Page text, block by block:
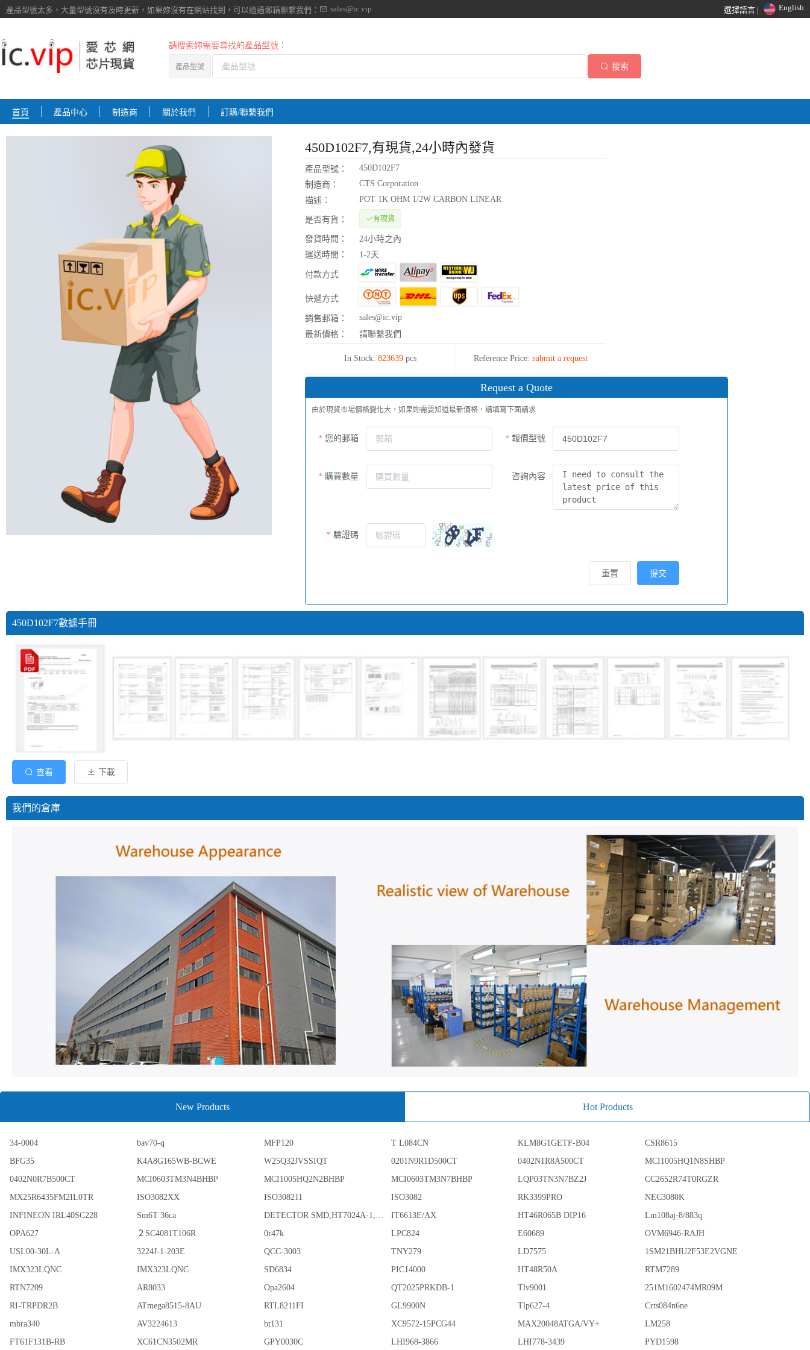
產品型號太多，大量型號沒有及時更新，如果妳沒有在網站找到， 可以通過郵箱聯繫我們： sales@ic.vip 選擇語言 | English
請搜索妳需要尋找的產品型號：
產品型號 搜索
首頁 產品中心 制造商 關於我們 訂購/聯繫我們
450D102F7,有現貨,24小時內發貨
產品型號：
450D102F7
制造商：
CTS Corporation
描述：
POT 1K OHM 1/2W CARBON LINEAR
是否有貨： 有現貨
發貨時間：
24小時之內
運送時間：
1-2天
付款方式
快遞方式
銷售郵箱：
sales@ic.vip
最新價格：
請聯繫我們
In Stock: 823639 pcs Reference Price: submit a request
Request a Quote
由於現貨市場價格變化大，如果妳需要知道最新價格，請填寫下面請求
您的郵箱 報價型號
購買數量 咨詢內容
驗證碼
提交
重置
450D102F7數據手冊
查看 下載
我們的倉庫
New Products Hot Products
34-0004 bav70-q MFP120 T L084CN KLM8G1GETF-B04
CSR8615
BFG35
K4A8G165WB-BCWE W25Q32JVSSIQT 0201N9R1D500CT 0402N1R8A500CT
MCI1005HQ1N8SHBP
0402N0R7B500CT
MCI0603TM3N4BHBP MCI1005HQ2N2BHBP MCI0603TM3N7BHBP LQP03TN3N7BZ2J
CC2652R74T0RGZR
MX25R6435FM2IL0TR
ISO3082XX ISO308211 ISO3082 RK3399PRO
NEC3080K
INFINEON IRL40SC228
Sm6T 36ca DETECTOR SMD,HT7024A-1,3%,SOT-89 IT6613E/AX HT46R065B DIP16
Lm108aj-8/883q
OPA627
２SC4081T106R 0r47k LPC824 E60689
OVM6946-RAJH
USL00-30L-A
3224J-1-203E QCC-3003 TNY279 LD7575
1SM21BHU2F53E2VGNE
IMX323LQNC
IMX323LQNC SD6834 PIC14000 HT48R50A
RTM7289
RTN7209
AR8033 Opa2604 QT2025PRKDB-1 Tlv9001
251M1602474MR09M
RI-TRPDR2B
ATmega8515-8AU RTL8211FI GL9900N Tlp627-4
Crts084n6ne
mbra340
AV3224613 bt131 XC9572-15PCG44 MAX20048ATGA/VY+
LM258
FT61F131B-RB
XC61CN3502MR GPY0030C LHI968-3866 LHI778-3439 PYD1598